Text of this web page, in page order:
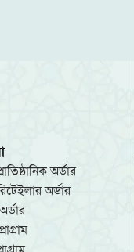
অর্ডার
অর্ডার